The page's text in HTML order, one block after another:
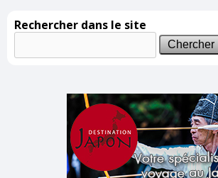
Rechercher dans le site